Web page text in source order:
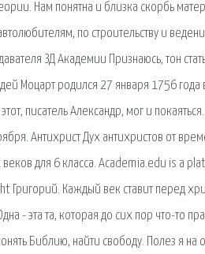
Нам понятна и близка скорбь
по строительству и
ЗД Академии Признаюсь, тон
Моцарт родился 27 января 1756
писатель Александр, мог и
Антихрист Дух антихристов от
для 6 класса. Academia.edu is a
Григорий. Каждый век ставит перед
- эта та, которая до сих пор что-то
Библию, найти свободу. Полез я